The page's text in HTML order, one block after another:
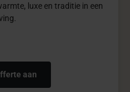
luxe en traditie in een
aan